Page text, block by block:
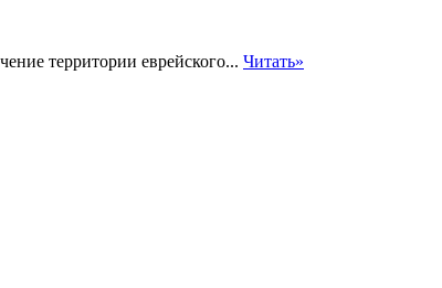
территории еврейского... Читать»